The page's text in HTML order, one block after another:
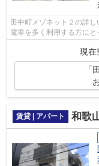
田中町メゾネット２の詳し
電車を多く利用する方にと
貸物件のことなら、豊富な
現在
「
賃貸 | アパート 和歌